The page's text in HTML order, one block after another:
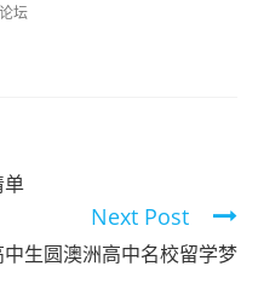
坛
单
Next Post
生圆澳洲高中名校留学梦